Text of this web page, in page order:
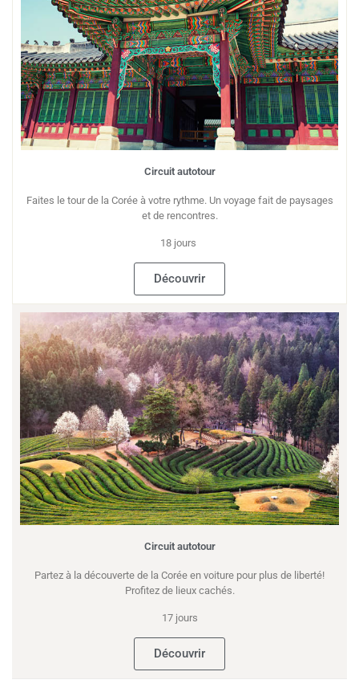
Circuit autotour
Faites le tour de la Corée à votre rythme. Un voyage fait de paysages
et de rencontres.
18 jours
Découvrir
Circuit autotour
Partez à la découverte de la Corée en voiture pour plus de liberté!
Profitez de lieux cachés.
17 jours
Découvrir